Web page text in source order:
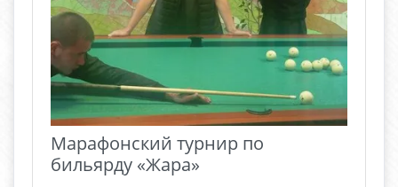
Марафонский турнир по
бильярду «Жара»